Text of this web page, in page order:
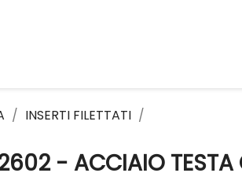
INSERTI FILETTATI
- ACCIAIO TESTA